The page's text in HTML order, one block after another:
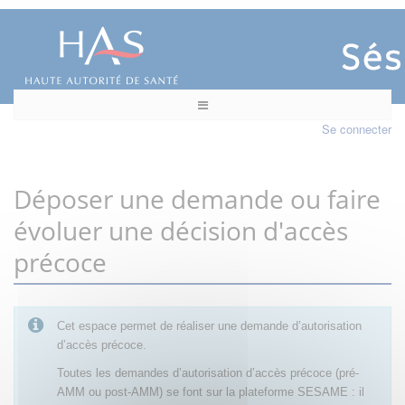
Se connecter
Déposer une demande ou faire
évoluer une décision d'accès
précoce
Cet espace permet de réaliser une demande d’autorisation
d’accès précoce.
Toutes les demandes d’autorisation d’accès précoce (pré-
AMM ou post-AMM) se font sur la plateforme SESAME : il